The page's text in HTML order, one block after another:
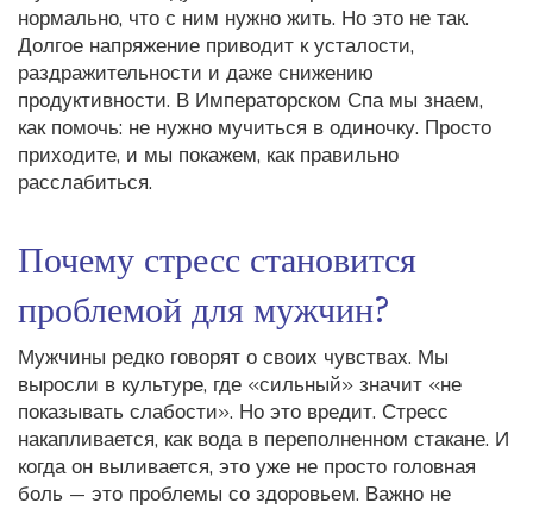
нормально, что с ним нужно жить. Но это не так.
Долгое напряжение приводит к усталости,
раздражительности и даже снижению
продуктивности. В Императорском Спа мы знаем,
как помочь: не нужно мучиться в одиночку. Просто
приходите, и мы покажем, как правильно
расслабиться.
Почему стресс становится
проблемой для мужчин?
Мужчины редко говорят о своих чувствах. Мы
выросли в культуре, где «сильный» значит «не
показывать слабости». Но это вредит. Стресс
накапливается, как вода в переполненном стакане. И
когда он выливается, это уже не просто головная
боль — это проблемы со здоровьем. Важно не